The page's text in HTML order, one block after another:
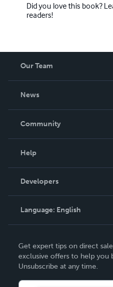
Did you love this book?
readers!
Our Team
News
In The News
Community
Podcast
Help
Order Lookup
Knowledge Base
Contact Support
Developers
Language: English
Deutsch
Français
Get expert tips on direct
exclusive offers to help you
Unsubscribe at any time.